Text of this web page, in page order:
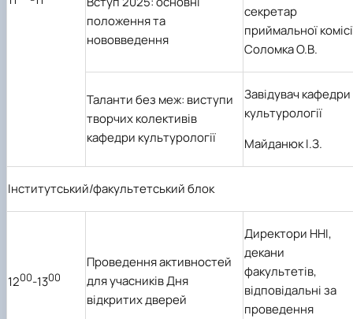
положення та
нововведення
секретар
приймальної
Соломка О.В.
Таланти без меж: виступи
творчих колективів
кафедри культурології
Завідувач кафедри
культурології
Майданюк І.З.
Інститутський/факультетський блок
1200-1300
Проведення активностей
для учасників Дня
відкритих дверей
Директори ННІ,
декани
факультетів,
відповідальні за
проведення